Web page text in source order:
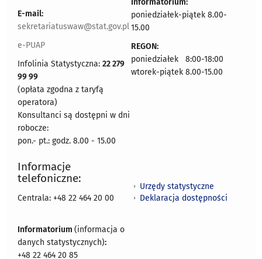
E-mail:
sekretariatuswaw@stat.gov.pl
e-PUAP
Infolinia Statystyczna: 22 279
99 99
(opłata zgodna z taryfą
operatora)
Konsultanci są dostępni w dni
robocze:
pon.- pt.: godz. 8.00 - 15.00
Informatorium:
poniedziałek-piątek 8.00-
15.00
REGON:
poniedziałek 8:00-18:00
wtorek-piątek 8.00-15.00
Informacje
telefoniczne:
Centrala: +48 22 464 20 00
Informatorium (informacja o
danych statystycznych):
+48 22 464 20 85
Urzędy statystyczne
Deklaracja dostępności